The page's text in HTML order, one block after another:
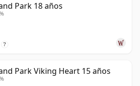
Park 18 años
?
Park Viking Heart 15 años